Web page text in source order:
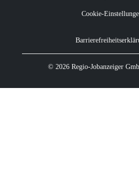
Cookie-
© 2026 Regio-Jobanzeiger